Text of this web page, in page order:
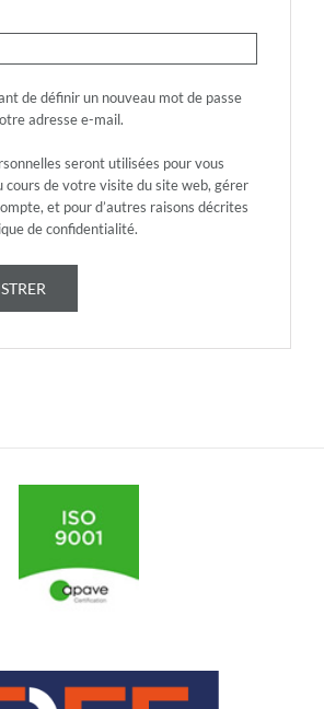
de définir un nouveau mot de passe
adresse e-mail.
seront utilisées pour vous
cours de votre visite du site web, gérer
et pour d’autres raisons décrites
de confidentialité.